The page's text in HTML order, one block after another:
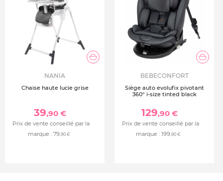
NANIA
Chaise haute lucie grise
39,90 €
Prix de vente conseillé par la
marque : 79,90 €
BEBECONFORT
Siège auto evolufix pivotant
360° i-size tinted black
129,90 €
Prix de vente conseillé par la
marque : 199,90 €